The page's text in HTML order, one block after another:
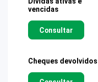
vencidas
Consultar
Cheques devolvidos